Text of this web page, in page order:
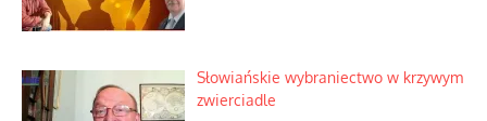
Słowiańskie wybraniectwo w krzywym
zwierciadle